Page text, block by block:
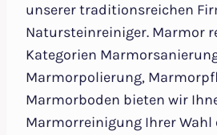
unserer traditionsreichen
Natursteinreiniger. Marmor
Kategorien
Marmorpolierung,
Marmorboden bieten wir
Marmorreinigung Ihrer Wahl